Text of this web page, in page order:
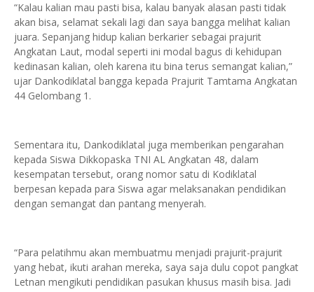
“Kalau kalian mau pasti bisa, kalau banyak alasan pasti tidak
akan bisa, selamat sekali lagi dan saya bangga melihat kalian
juara. Sepanjang hidup kalian berkarier sebagai prajurit
Angkatan Laut, modal seperti ini modal bagus di kehidupan
kedinasan kalian, oleh karena itu bina terus semangat kalian,”
ujar Dankodiklatal bangga kepada Prajurit Tamtama Angkatan
44 Gelombang 1.
Sementara itu, Dankodiklatal juga memberikan pengarahan
kepada Siswa Dikkopaska TNI AL Angkatan 48, dalam
kesempatan tersebut, orang nomor satu di Kodiklatal
berpesan kepada para Siswa agar melaksanakan pendidikan
dengan semangat dan pantang menyerah.
“Para pelatihmu akan membuatmu menjadi prajurit-prajurit
yang hebat, ikuti arahan mereka, saya saja dulu copot pangkat
Letnan mengikuti pendidikan pasukan khusus masih bisa. Jadi